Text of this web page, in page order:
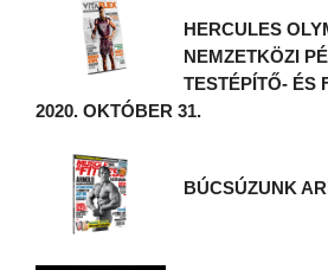
HERCULES
NEMZETKÖZI
TESTÉPÍTŐ- ÉS
2020. OKTÓBER 31.
BÚCSÚZUNK